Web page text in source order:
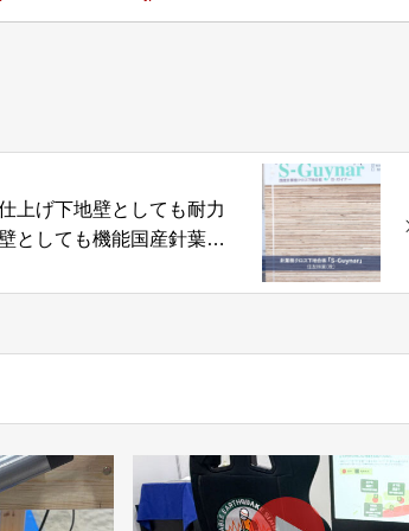
上げ下地壁としても耐力
としても機能国産針葉樹
(S-ガイナー) 」住